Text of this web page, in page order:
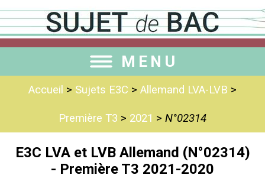
MENU
Accueil > Sujets E3C > Allemand LVA-LVB >
Première T3 > 2021 > N°02314
E3C LVA et LVB Allemand (N°02314)
- Première T3 2021-2020